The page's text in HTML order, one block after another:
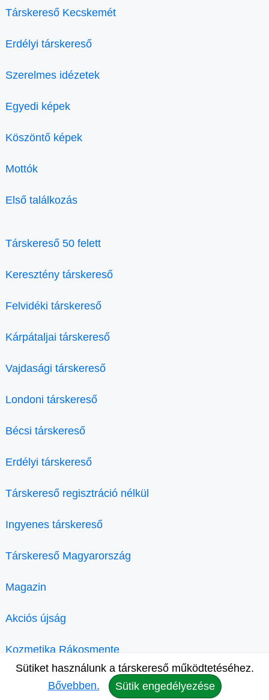
Társkereső Kecskemét
Erdélyi társkereső
Szerelmes idézetek
Egyedi képek
Köszöntő képek
Mottók
Első találkozás
Társkereső 50 felett
Keresztény társkereső
Felvidéki társkereső
Kárpátaljai társkereső
Vajdasági társkereső
Londoni társkereső
Bécsi társkereső
Erdélyi társkereső
Társkereső regisztráció nélkül
Ingyenes társkereső
Társkereső Magyarország
Magazin
Akciós újság
Kozmetika Rákosmente
Sütiket használunk a társkereső működtetéséhez.
Bővebben.
Sütik engedélyezése